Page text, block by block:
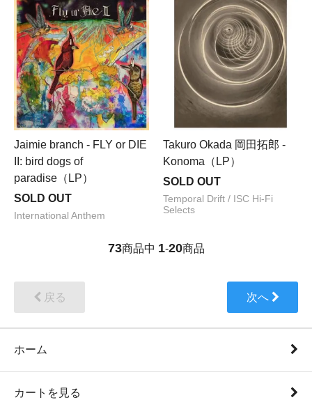
Jaimie branch - FLY or DIE
II: bird dogs of
paradise（LP）
SOLD OUT
International Anthem
Takuro Okada 岡田拓郎 -
Konoma（LP）
SOLD OUT
Temporal Drift / ISC Hi-Fi
Selects
73商品中 1-20商品
戻る 次へ
ホーム
カートを見る